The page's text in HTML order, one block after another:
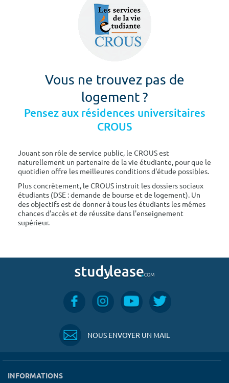
Vous ne trouvez pas de
logement ?
Pensez aux résidences universitaires
CROUS
Jouant son rôle de service public, le CROUS est
naturellement un partenaire de la vie étudiante, pour que le
quotidien offre les meilleures conditions d'étude possibles.
Plus concrètement, le CROUS instruit les dossiers sociaux
étudiants (DSE : demande de bourse et de logement). Un
des objectifs est de donner à tous les étudiants les mêmes
chances d'accès et de réussite dans l'enseignement
supérieur.
NOUS ENVOYER UN MAIL
INFORMATIONS